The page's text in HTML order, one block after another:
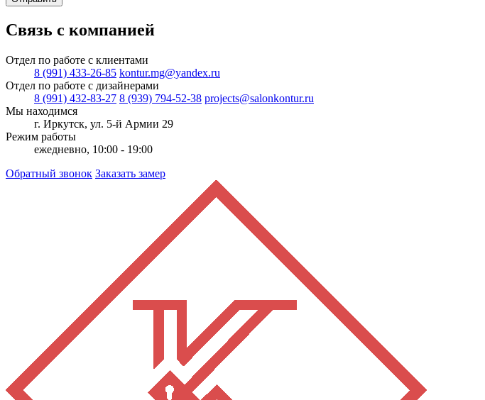
Связь с компанией
Отдел по работе с клиентами
8 (991) 433-26-85 kontur.mg@yandex.ru
Отдел по работе с дизайнерами
8 (991) 432-83-27 8 (939) 794-52-38 projects@salonkontur.ru
Мы находимся
г. Иркутск, ул. 5-й Армии 29
Режим работы
ежедневно, 10:00 - 19:00
Обратный звонок Заказать замер